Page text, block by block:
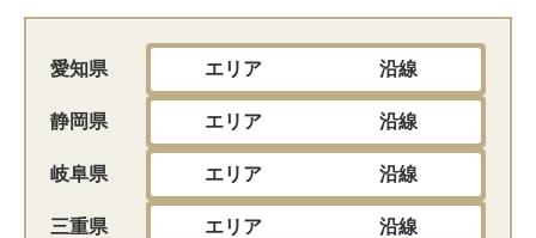
愛知県 エリア 沿線
静岡県 エリア 沿線
岐阜県 エリア 沿線
三重県 エリア 沿線